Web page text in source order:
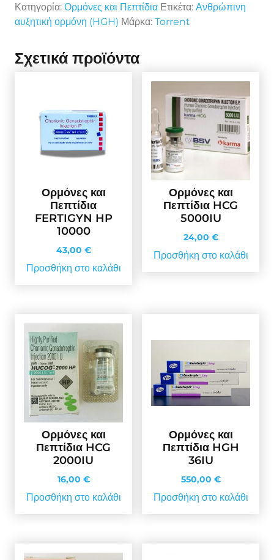
Κατηγορία: Ορμόνες και Πεπτίδια Ετικέτα: Ανθρώπινη
αυξητική ορμόνη (HGH) Μάρκα: Torrent
Σχετικά προϊόντα
Ορμόνες και
Πεπτίδια
FERTIGYN HP
10000
43,00 €
Προσθήκη στο καλάθι
Ορμόνες και
Πεπτίδια HCG
5000IU
24,00 €
Προσθήκη στο καλάθι
Ορμόνες και
Πεπτίδια HCG
2000IU
16,00 €
Προσθήκη στο καλάθι
Ορμόνες και
Πεπτίδια HGH
36IU
550,00 €
Προσθήκη στο καλάθι